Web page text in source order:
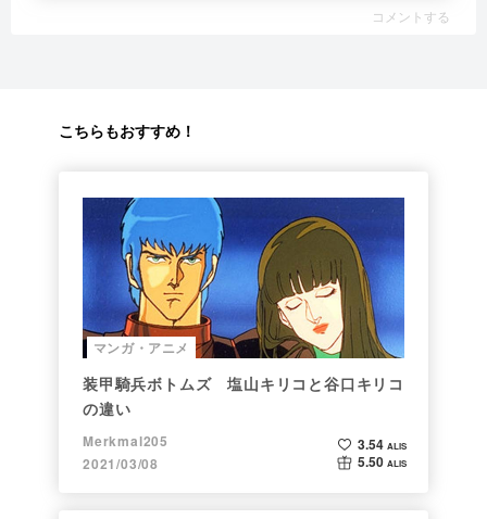
コメントする
こちらもおすすめ！
マンガ・アニメ
装甲騎兵ボトムズ 塩山キリコと谷口キリコ
の違い
Merkmal205
2021/03/08
3.54 ALIS
5.50 ALIS